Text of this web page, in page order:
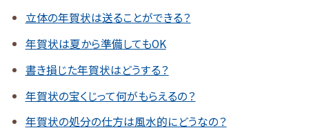
立体の年賀状は送ることができる？
年賀状は夏から準備してもOK
書き損じた年賀状はどうする？
年賀状の宝くじって何がもらえるの？
年賀状の処分の仕方は風水的にどうなの？